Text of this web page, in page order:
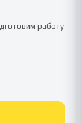
работу